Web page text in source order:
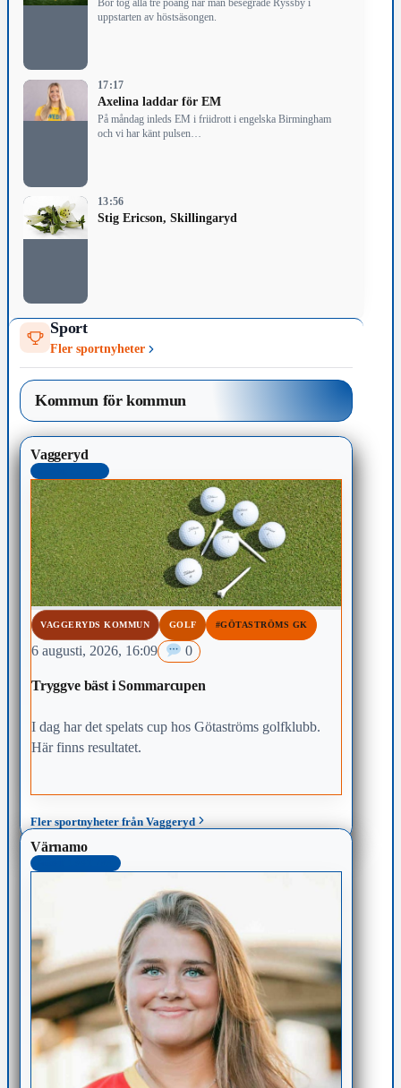
uppstarten av höstsäsongen.
17:17
Axelina laddar för EM
På måndag inleds EM i friidrott i engelska Birmingham
och vi har känt pulsen…
13:56
Stig Ericson, Skillingaryd
Sport
Fler sportnyheter
Kommun för kommun
Vaggeryd
VAGGERYDS KOMMUN GOLF #GÖTASTRÖMS GK
6 augusti, 2026, 16:09 0
Tryggve bäst i Sommarcupen
I dag har det spelats cup hos Götaströms golfklubb.
Här finns resultatet.
Fler sportnyheter från Vaggeryd
Värnamo